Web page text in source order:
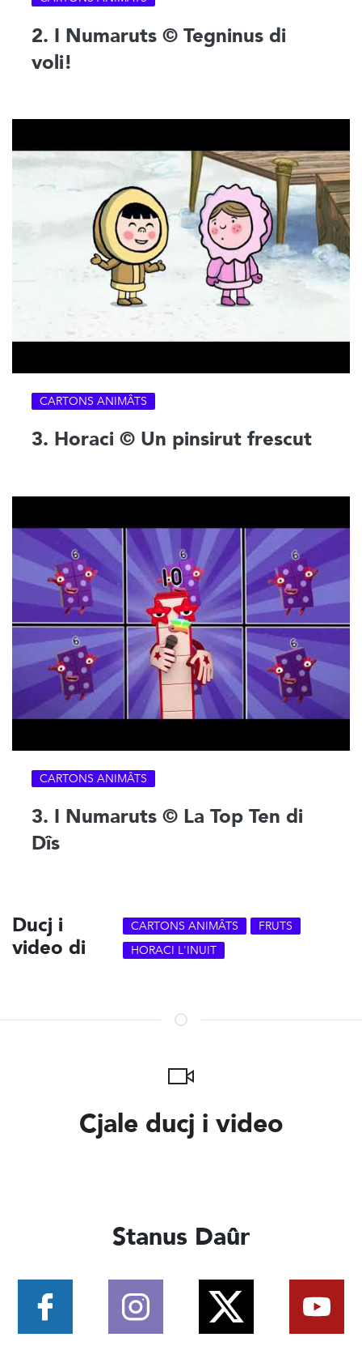
2. I Numaruts © Tegninus di
voli!
CARTONS ANIMÂTS
3. Horaci © Un pinsirut frescut
CARTONS ANIMÂTS
3. I Numaruts © La Top Ten di
Dîs
Ducj i
video di
CARTONS ANIMÂTS
FRUTS
HORACI L'INUIT
Cjale ducj i video
Stanus Daûr